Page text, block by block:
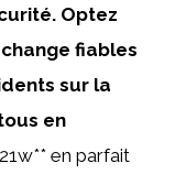
Optez
fiables
sur la
en
en parfait